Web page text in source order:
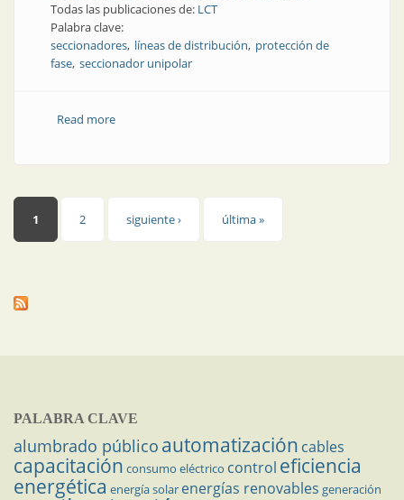
Todas las publicaciones de: LCT
Palabra clave:
seccionadores líneas de distribución protección de
fase seccionador unipolar
Read moreabout Líneas de distribución | Protección de fase
Páginas
1 2 siguiente › última »
PALABRA CLAVE
alumbrado público automatización cables
capacitación consumo eléctrico control eficiencia
energética energía solar energías renovables generación